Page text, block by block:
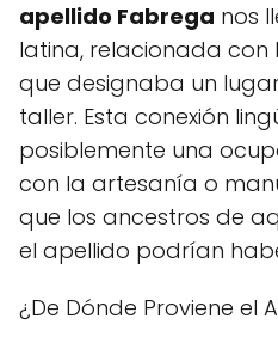
apellido Fabrega nos
latina, relacionada
que designaba un
taller. Esta conexión
posiblemente una
con la artesanía o
que los ancestros de
el apellido podrían
¿De Dónde Proviene el